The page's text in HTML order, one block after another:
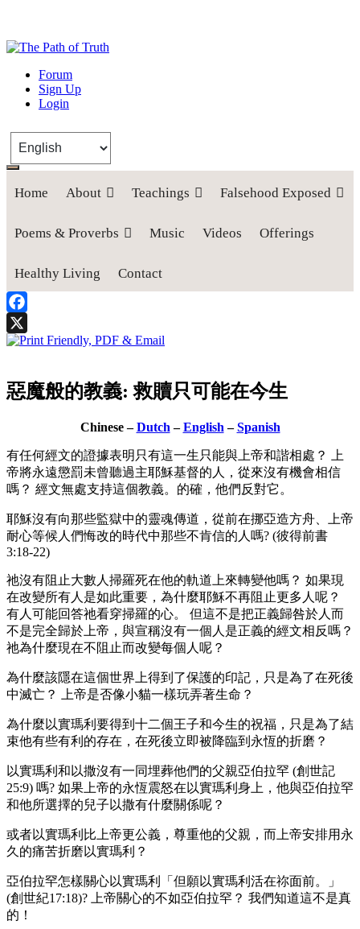
The Path of Truth
“If anyone desires to come after me, let him deny himself, take up his
Forum
Sign Up
Login
Home About Teachings Falsehood Exposed
Poems & Proverbs Music Videos Offerings
Healthy Living Contact
Facebook
X
惡魔般的教義: 救贖只可能在今生
Chinese –Dutch –English –Spanish
有任何經文的證據表明只有這一生只能與上帝和諧相處？ 上
帝將永遠懲罰未曾聽過主耶穌基督的人，從來沒有機會相信
嗎？ 經文無處支持這個教義。的確，他們反對它。
耶穌沒有向那些監獄中的靈魂傳道，從前在挪亞造方舟、上帝
耐心等候人們悔改的時代中那些不肯信的人嗎? (彼得前書
3:18-22)
祂沒有阻止大數人掃羅死在他的軌道上來轉變他嗎？ 如果現
在改變所有人是如此重要，為什麼耶穌不再阻止更多人呢？
有人可能回答祂看穿掃羅的心。 但這不是把正義歸咎於人而
不是完全歸於上帝，與宣稱沒有一個人是正義的經文相反嗎？
祂為什麼現在不阻止而改變每個人呢？
為什麼該隱在這個世界上得到了保護的印記，只是為了在死後
中滅亡？ 上帝是否像小貓一樣玩弄著生命？
為什麼以實瑪利要得到十二個王子和今生的祝福，只是為了結
束他有些有利的存在，在死後立即被降臨到永恆的折磨？
以實瑪利和以撒沒有一同埋葬他們的父親亞伯拉罕 (創世記
25:9) 嗎? 如果上帝的永恆震怒在以實瑪利身上，他與亞伯拉罕
和他所選擇的兒子以撒有什麼關係呢？
或者以實瑪利比上帝更公義，尊重他的父親，而上帝安排用永
久的痛苦折磨以實瑪利？
亞伯拉罕怎樣關心以實瑪利「但願以實瑪利活在祢面前。」
(創世紀17:18)? 上帝關心的不如亞伯拉罕？ 我們知道這不是真
的！